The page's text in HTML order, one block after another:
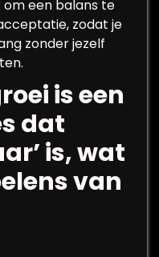
om een balans te
zodat je
zonder jezelf
is een
dat
is, wat
van